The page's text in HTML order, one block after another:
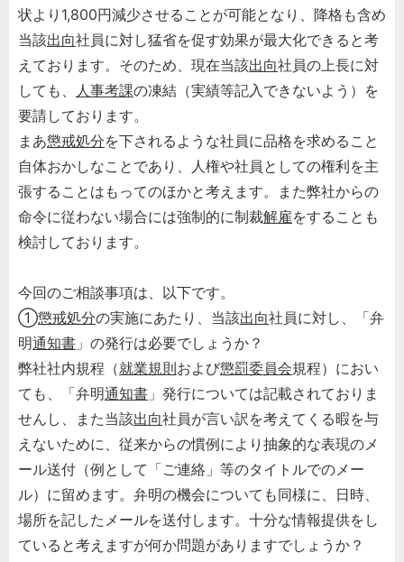
状より1,800円減少させることが可能となり、降格も含め
当該出向社員に対し猛省を促す効果が最大化できると考
えております。そのため、現在当該出向社員の上長に対
しても、 人事考課の凍結（実績等記入できないよう）を
要請しております。
まあ懲戒処分を下されるような社員に品格を求めること
自体おかしなことであり、人権や社員としての権利を主
張することはもってのほかと考えます。また弊社からの
命令に従わない場合には強制的に制裁解雇をすることも
検討しております。
今回のご相談事項は、以下です。
①懲戒処分の実施にあたり、当該出向社員に対し、「弁
明通知書 」の発行は必要でしょうか？
弊社社内規程（就業規則および懲罰委員会規程）におい
ても、「弁明通知書 」発行については記載されておりま
せんし、また当該出向社員が言い訳を考えてくる暇を与
えないために、従来からの慣例により抽象的な表現のメ
ール送付（例として「ご連絡」等のタイトルでのメー
ル）に留めます。弁明の機会についても同様に、日時、
場所を記したメールを送付します。十分な情報提供をし
ていると考えますが何か問題がありますでしょうか？